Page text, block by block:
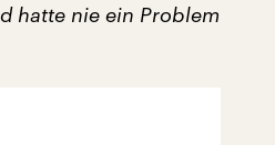
hatte nie ein Problem